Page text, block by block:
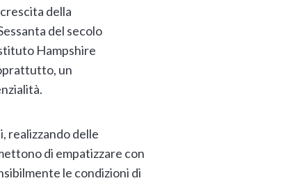
della
del secolo
Hampshire
un
realizzando delle
di empatizzare con
le condizioni di